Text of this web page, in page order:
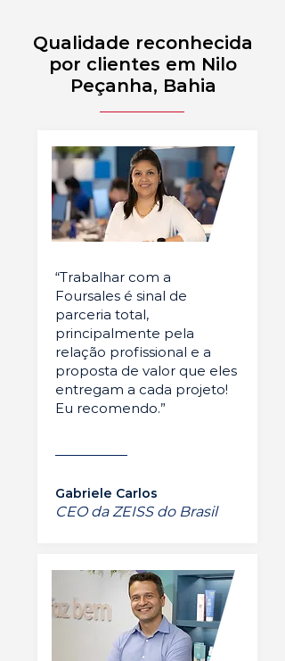
Qualidade reconhecida
por clientes em Nilo
Peçanha, Bahia
“Trabalhar com a
Foursales é sinal de
parceria total,
principalmente pela
relação profissional e a
proposta de valor que eles
entregam a cada projeto!
Eu recomendo.”
Gabriele Carlos
CEO da ZEISS do Brasil